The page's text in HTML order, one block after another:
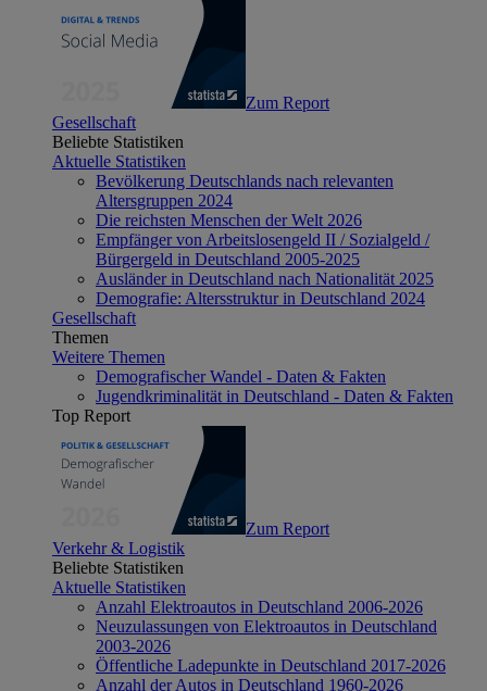
Zum Report
Gesellschaft
Beliebte Statistiken
Aktuelle Statistiken
Bevölkerung Deutschlands nach relevanten
Altersgruppen 2024
Die reichsten Menschen der Welt 2026
Empfänger von Arbeitslosengeld II / Sozialgeld /
Bürgergeld in Deutschland 2005-2025
Ausländer in Deutschland nach Nationalität 2025
Demografie: Altersstruktur in Deutschland 2024
Gesellschaft
Themen
Weitere Themen
Demografischer Wandel - Daten & Fakten
Jugendkriminalität in Deutschland - Daten & Fakten
Top Report
Zum Report
Verkehr & Logistik
Beliebte Statistiken
Aktuelle Statistiken
Anzahl Elektroautos in Deutschland 2006-2026
Neuzulassungen von Elektroautos in Deutschland
2003-2026
Öffentliche Ladepunkte in Deutschland 2017-2026
Anzahl der Autos in Deutschland 1960-2026